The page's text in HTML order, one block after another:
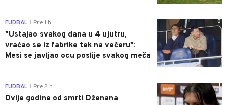
0
FUDBAL Pre 1 h
"Ustajao svakog dana u 4 ujutru,
vraćao se iz fabrike tek na večeru":
Mesi se javljao ocu poslije svakog meča
1
FUDBAL Pre 2 h
Dvije godine od smrti Dženana